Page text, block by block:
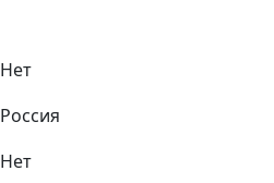
Нет
Россия
Нет